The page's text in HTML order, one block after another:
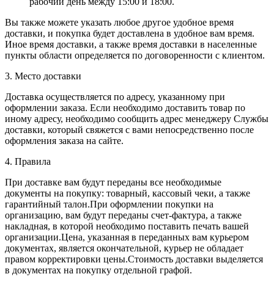
Вы также можете указать любое другое удобное время
доставки, и покупка будет доставлена в удобное вам время.
Иное время доставки, а также время доставки в населенные
пункты области определяется по договоренности с клиентом.
3. Место доставки
Доставка осуществляется по адресу, указанному при
оформлении заказа. Если необходимо доставить товар по
иному адресу, необходимо сообщить адрес менеджеру Службы
доставки, который свяжется с вами непосредственно после
оформления заказа на сайте.
4. Правила
При доставке вам будут переданы все необходимые
документы на покупку: товарный, кассовый чеки, а также
гарантийный талон.При оформлении покупки на
организацию, вам будут переданы счет-фактура, а также
накладная, в которой необходимо поставить печать вашей
организации.Цена, указанная в переданных вам курьером
документах, является окончательной, курьер не обладает
правом корректировки цены.Стоимость доставки выделяется
в документах на покупку отдельной графой.